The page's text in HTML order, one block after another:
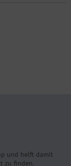
und helft damit
zu finden.